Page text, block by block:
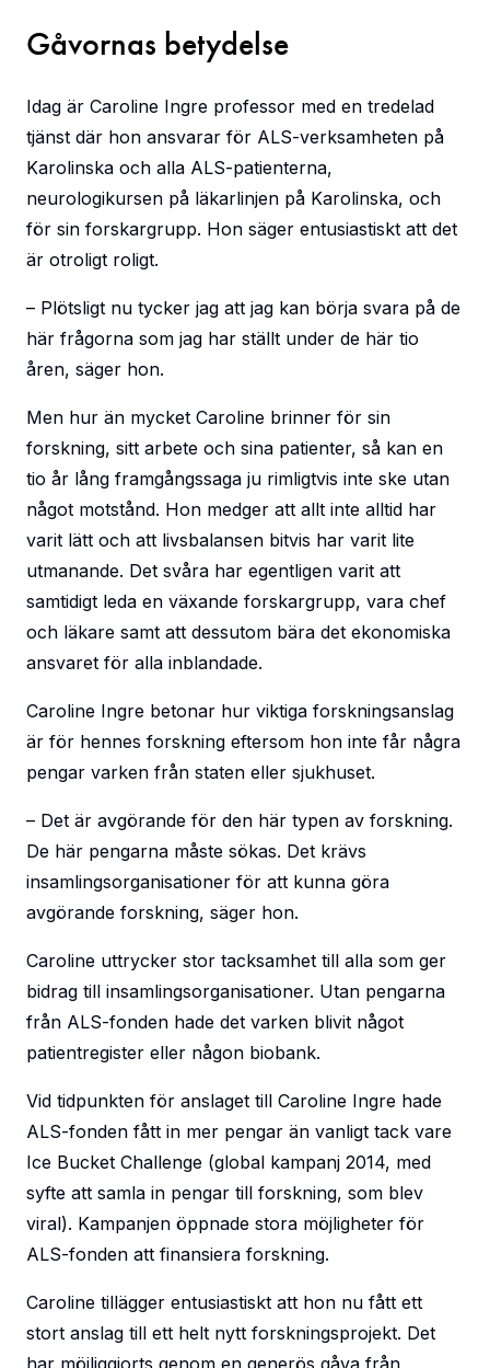
Gåvornas betydelse
Idag är Caroline Ingre professor med en tredelad
tjänst där hon ansvarar för ALS-verksamheten på
Karolinska och alla ALS-patienterna,
neurologikursen på läkarlinjen på Karolinska, och
för sin forskargrupp. Hon säger entusiastiskt att det
är otroligt roligt.
– Plötsligt nu tycker jag att jag kan börja svara på de
här frågorna som jag har ställt under de här tio
åren, säger hon.
Men hur än mycket Caroline brinner för sin
forskning, sitt arbete och sina patienter, så kan en
tio år lång framgångssaga ju rimligtvis inte ske utan
något motstånd. Hon medger att allt inte alltid har
varit lätt och att livsbalansen bitvis har varit lite
utmanande. Det svåra har egentligen varit att
samtidigt leda en växande forskargrupp, vara chef
och läkare samt att dessutom bära det ekonomiska
ansvaret för alla inblandade.
Caroline Ingre betonar hur viktiga forskningsanslag
är för hennes forskning eftersom hon inte får några
pengar varken från staten eller sjukhuset.
– Det är avgörande för den här typen av forskning.
De här pengarna måste sökas. Det krävs
insamlingsorganisationer för att kunna göra
avgörande forskning, säger hon.
Caroline uttrycker stor tacksamhet till alla som ger
bidrag till insamlingsorganisationer. Utan pengarna
från ALS-fonden hade det varken blivit något
patientregister eller någon biobank.
Vid tidpunkten för anslaget till Caroline Ingre hade
ALS-fonden fått in mer pengar än vanligt tack vare
Ice Bucket Challenge (global kampanj 2014, med
syfte att samla in pengar till forskning, som blev
viral). Kampanjen öppnade stora möjligheter för
ALS-fonden att finansiera forskning.
Caroline tillägger entusiastiskt att hon nu fått ett
stort anslag till ett helt nytt forskningsprojekt. Det